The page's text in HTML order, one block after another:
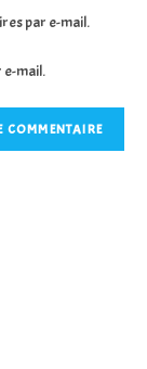
par e-mail.
e-mail.